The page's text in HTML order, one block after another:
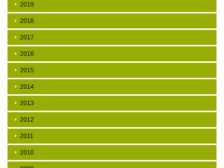
2019
2018
2017
2016
2015
2014
2013
2012
2011
2010